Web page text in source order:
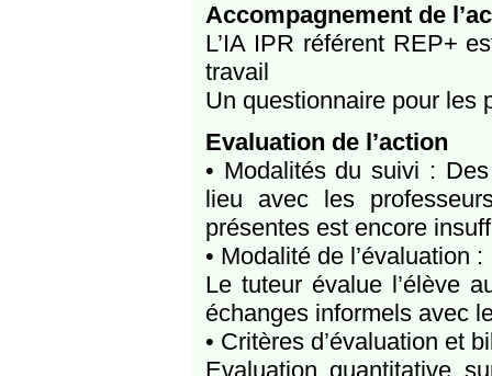
Accompagnement de
L’IA IPR référent REP+
travail
Un questionnaire pour les
Evaluation de l’action
• Modalités du suivi :
lieu avec les
présentes est encore
• Modalité de l’évaluation :
Le tuteur évalue l’élève
échanges informels avec
• Critères d’évaluation et
Evaluation quantitative